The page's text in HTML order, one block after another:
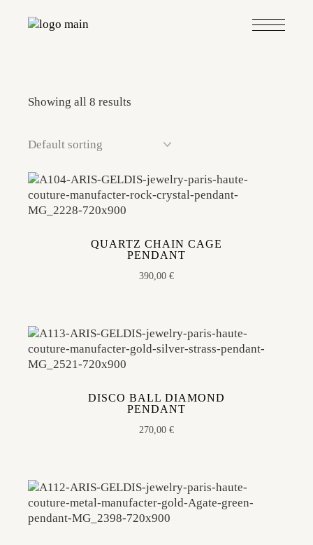
Showing all 8 results
QUARTZ CHAIN CAGE
PENDANT
390,00 €
DISCO BALL DIAMOND
PENDANT
270,00 €